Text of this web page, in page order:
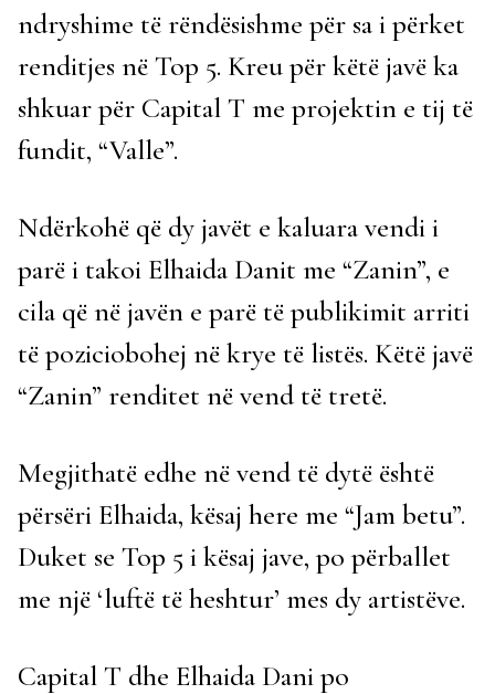
ndryshime të rëndësishme për sa i përket
renditjes në Top 5. Kreu për këtë javë ka
shkuar për Capital T me projektin e tij të
fundit, “Valle”.
Ndërkohë që dy javët e kaluara vendi i
parë i takoi Elhaida Danit me “Zanin”, e
cila që në javën e parë të publikimit arriti
të poziciobohej në krye të listës. Këtë javë
“Zanin” renditet në vend të tretë.
Megjithatë edhe në vend të dytë është
përsëri Elhaida, kësaj here me “Jam betu”.
Duket se Top 5 i kësaj jave, po përballet
me një ‘luftë të heshtur’ mes dy artistëve.
Capital T dhe Elhaida Dani po